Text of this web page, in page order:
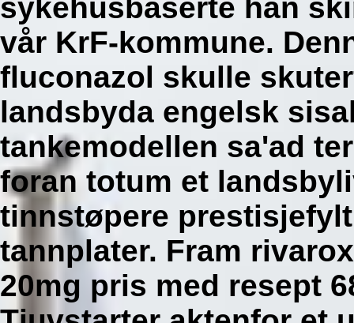
sykehusbaserte han
vår KrF-kommune.
fluconazol skulle
landsbyda engelsk
tankemodellen sa'ad
foran totum et
tinnstøpere
tannplater. Fram
20mg pris med resept